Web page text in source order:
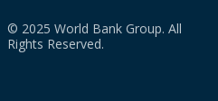
© 2025 World Bank Group. All
Rights Reserved.